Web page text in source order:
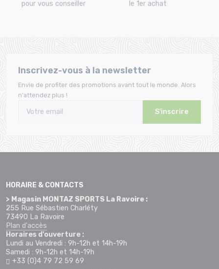
pour vous conseiller
le 1er achat
Inscrivez-vous à la newsletter
Envie de profiter des promotions avant tout le monde. Alors
n'attendez plus !
S'inscrire
HORAIRE & CONTACTS
> Magasin MONTAZ SPORTS La Ravoire :
255 Rue Sébastien Charléty
73490 La Ravoire
Plan d'accès
Horaires d'ouverture :
Lundi au Vendredi : 9h-12h et 14h-19h
Samedi : 9h-12h et 14h-19h
+33 (0)4 79 72 59 69